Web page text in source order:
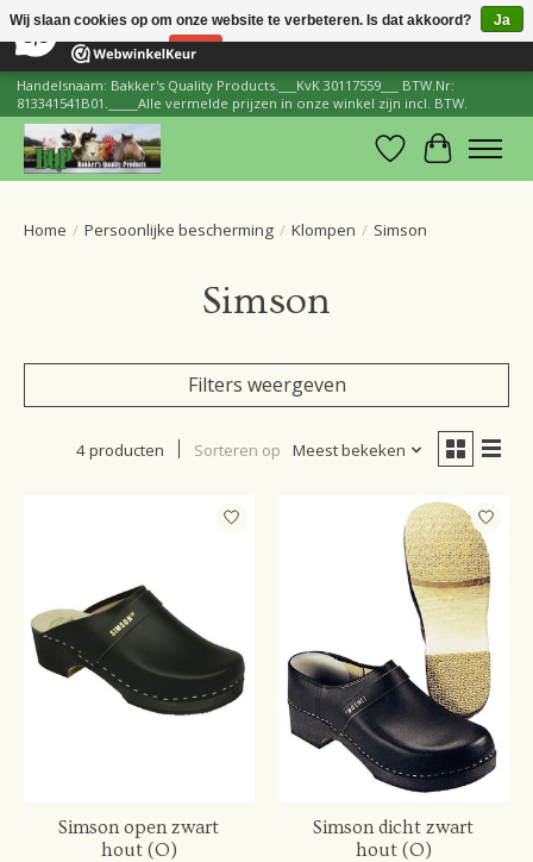
206 Reviews ×
Handelsnaam: Bakker's Quality Products.___KvK 30117559___ BTW.Nr:
813341541B01._____Alle vermelde prijzen in onze winkel zijn incl. BTW.
Verlanglijst
Home / Persoonlijke bescherming / Klompen / Simson
Simson
Filters weergeven
4 producten Sorteren op Meest bekeken
Simson open zwart
hout (O)
Simson dicht zwart
hout (O)
Wij slaan cookies op om onze website te verbeteren. Is dat akkoord?
Ja
Nee